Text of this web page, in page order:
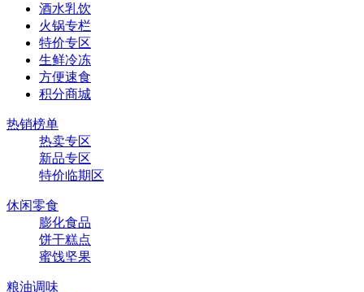
酒水乳饮
火锅专栏
特价专区
生鲜冷冻
方便速食
积分商城
热销榜单
热卖专区
新品专区
特价临期区
休闲零食
膨化食品
饼干糕点
蜜饯坚果
粮油调味